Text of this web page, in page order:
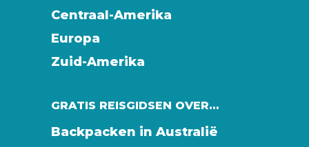
Centraal-Amerika
Europa
Zuid-Amerika
GRATIS REISGIDSEN OVER…
Backpacken in Australië